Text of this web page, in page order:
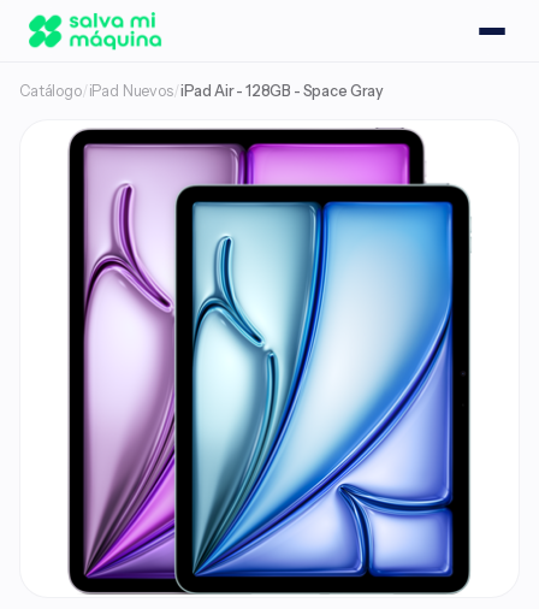
Catálogo/ iPad Nuevos/iPad Air - 128GB - Space Gray